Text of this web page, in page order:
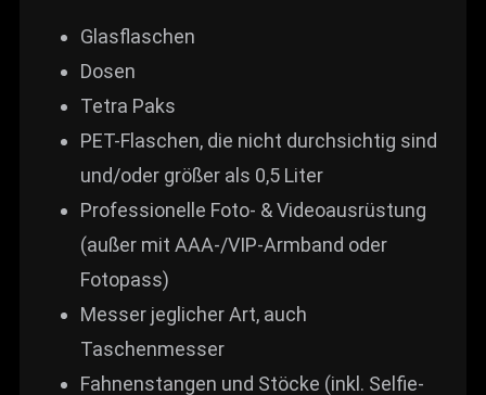
Glasflaschen
Dosen
Tetra Paks
PET-Flaschen, die nicht durchsichtig sind
und/oder größer als 0,5 Liter
Professionelle Foto- & Videoausrüstung
(außer mit AAA-/VIP-Armband oder
Fotopass)
Messer jeglicher Art, auch
Taschenmesser
Fahnenstangen und Stöcke (inkl. Selfie-